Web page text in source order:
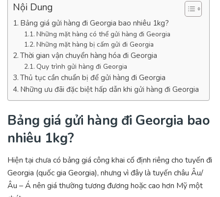
Nội Dung
Bảng giá gửi hàng đi Georgia bao nhiêu 1kg?
Những mặt hàng có thể gửi hàng đi Georgia
Những mặt hàng bị cấm gửi đi Georgia
Thời gian vận chuyển hàng hóa đi Georgia
Quy trình gửi hàng đi Georgia
Thủ tục cần chuẩn bị để gửi hàng đi Georgia
Những ưu đãi đặc biệt hấp dẫn khi gửi hàng đi Georgia
Bảng giá gửi hàng đi Georgia bao
nhiêu 1kg?
Hiện tại chưa có bảng giá công khai cố định riêng cho tuyến đi
Georgia (quốc gia Georgia), nhưng vì đây là tuyến châu Âu/
Âu – Á nên giá thường tương đương hoặc cao hơn Mỹ một